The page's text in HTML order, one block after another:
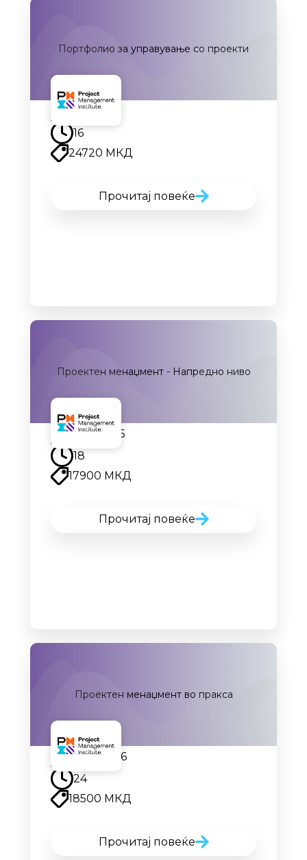
Портфолио за управување со проекти
Наскоро
16
24720 МКД
Прочитај повеќе
Проектен менаџмент - Напредно ниво
13.10.2026
18
17900 МКД
Прочитај повеќе
Проектен менаџмент во пракса
15.09.2026
24
18500 МКД
Прочитај повеќе